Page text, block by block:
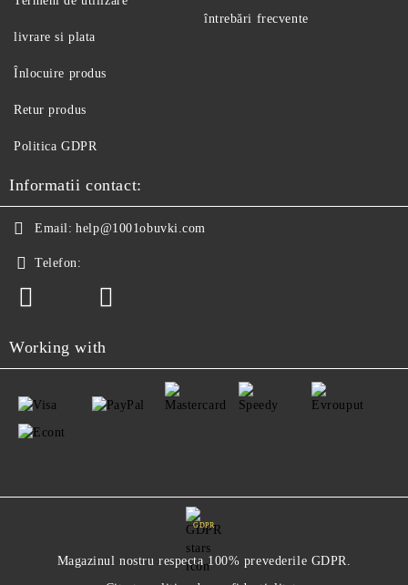
livrare si plata
Înlocuire produs
Retur produs
Politica GDPR
întrebări frecvente
Informatii contact:
Email: help@1001obuvki.com
Telefon:
Working with
GDPR
Magazinul nostru respecta 100% prevederile GDPR.